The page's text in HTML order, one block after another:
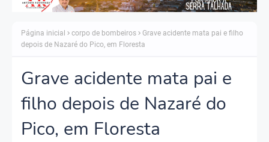
Página inicial corpo de bombeiros
Grave acidente mata pai e filho
depois de Nazaré do Pico, em Floresta
Grave acidente mata pai e
filho depois de Nazaré do
Pico, em Floresta